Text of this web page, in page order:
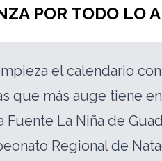
POR TODO LO
el calendario
que más auge tiene
Fuente La Niña de
Regional de